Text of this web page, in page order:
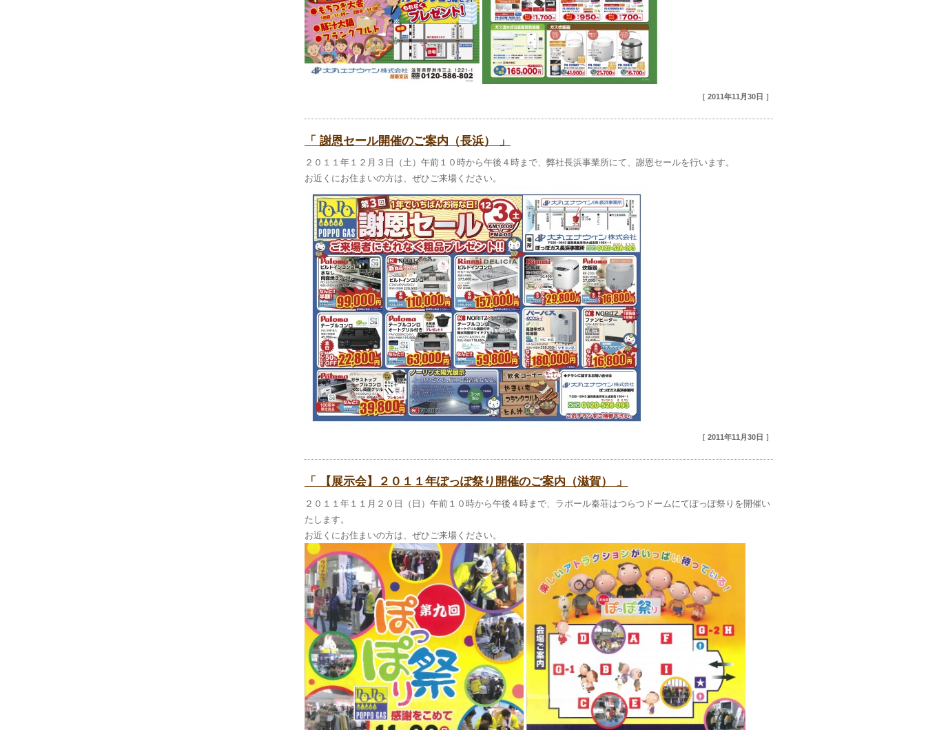
［ 2011年11月30日 ］
「 謝恩セール開催のご案内（長浜） 」
２０１１年１２月３日（土）午前１０時から午後４時まで、弊社長浜事業所にて、謝恩セールを行います。
お近くにお住まいの方は、ぜひご来場ください。
［ 2011年11月30日 ］
「 【展示会】２０１１年ぽっぽ祭り開催のご案内（滋賀） 」
２０１１年１１月２０日（日）午前１０時から午後４時まで、ラポール秦荘はつらつドームにてぽっぽ祭りを開催い
たします。
お近くにお住まいの方は、ぜひご来場ください。